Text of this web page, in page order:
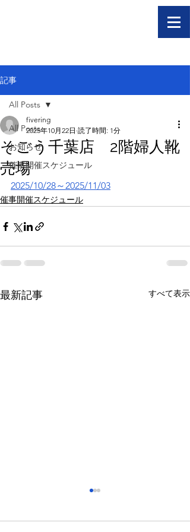
記事
All Posts
お知らせ
催事開催スケジュール
All Posts
そごう千葉店 2階婦人靴
売場
fivering
2025年10月22日 読了時間: 1分
2025/10/28～2025/11/03
催事開催スケジュール
最新記事 すべて表示